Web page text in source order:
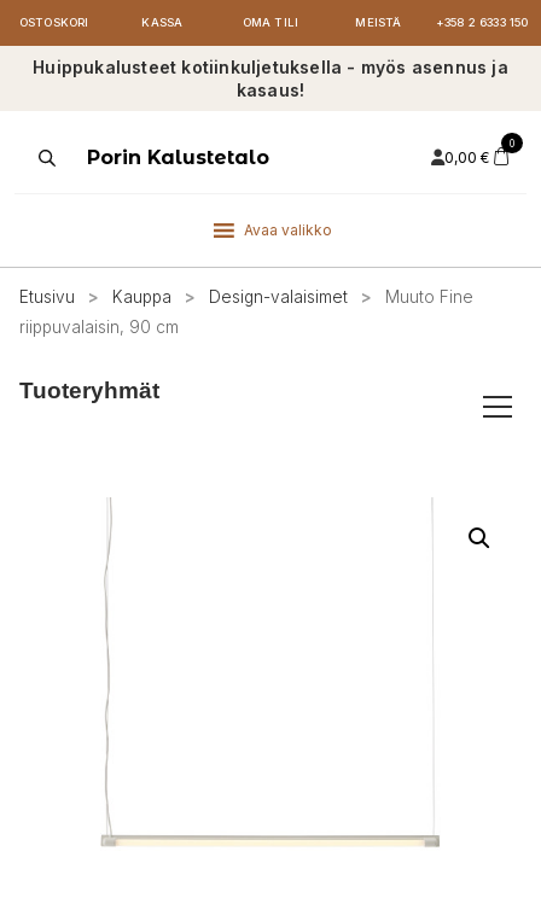
OSTOSKORI KASSA OMA TILI MEISTÄ +358 2 6333 150
Huippukalusteet kotiinkuljetuksella - myös asennus ja
kasaus!
ProductsPorin Kalustetalo 0,00 €
0
Avaa valikko
Etusivu > Kauppa > Design-valaisimet >
Muuto Fine
riippuvalaisin, 90 cm
Tuoteryhmät